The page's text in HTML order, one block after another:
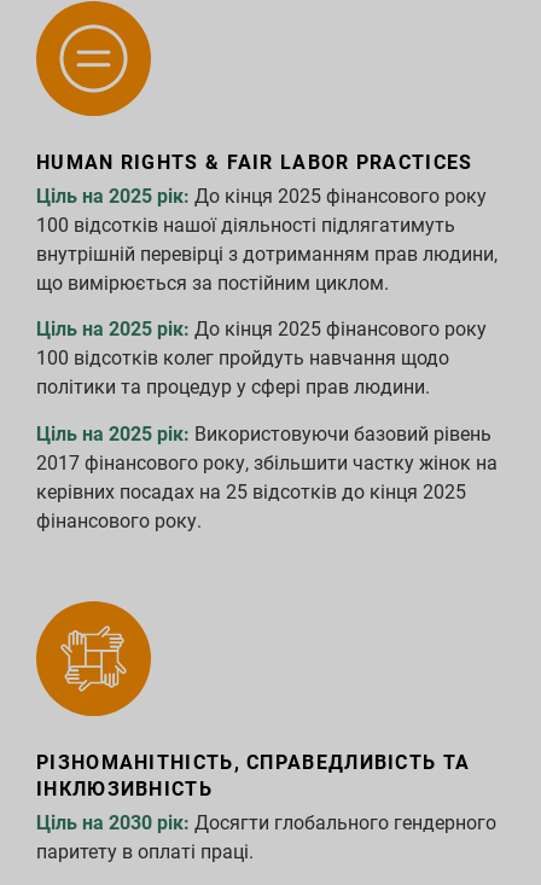
HUMAN RIGHTS & FAIR LABOR PRACTICES
Ціль на 2025 рік: До кінця 2025 фінансового року
100 відсотків нашої діяльності підлягатимуть
внутрішній перевірці з дотриманням прав людини,
що вимірюється за постійним циклом.
Ціль на 2025 рік: До кінця 2025 фінансового року
100 відсотків колег пройдуть навчання щодо
політики та процедур у сфері прав людини.
Ціль на 2025 рік: Використовуючи базовий рівень
2017 фінансового року, збільшити частку жінок на
керівних посадах на 25 відсотків до кінця 2025
фінансового року.
РІЗНОМАНІТНІСТЬ, СПРАВЕДЛИВІСТЬ ТА
ІНКЛЮЗИВНІСТЬ
Ціль на 2030 рік: Досягти глобального гендерного
паритету в оплаті праці.